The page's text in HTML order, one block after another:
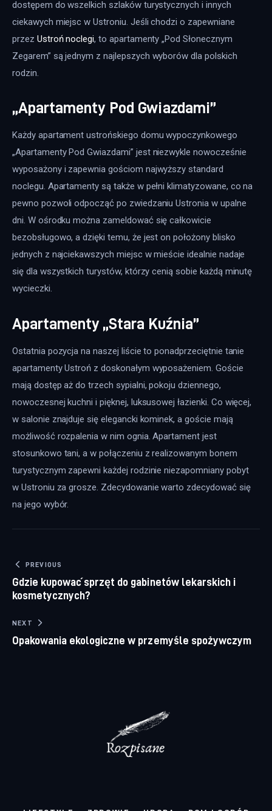
dostępem do wszelkich szlaków turystycznych i innych
ciekawych miejsc w Ustroniu. Jeśli chodzi o zapewniane
przez Ustroń noclegi, to apartamenty „Pod Słonecznym
Zegarem” są jednym z najlepszych wyborów dla polskich
rodzin.
„Apartamenty Pod Gwiazdami”
Każdy apartament ustrońskiego domu wypoczynkowego
„Apartamenty Pod Gwiazdami” jest niezwykle nowocześnie
wyposażony i zapewnia gościom najwyższy standard
noclegu. Apartamenty są także w pełni klimatyzowane, co na
pewno pozwoli odpocząć po zwiedzaniu Ustronia w upalne
dni. W ośrodku można zameldować się całkowicie
bezobsługowo, a dzięki temu, że jest on położony blisko
jednych z najciekawszych miejsc w mieście idealnie nadaje
się dla wszystkich turystów, którzy cenią sobie każdą minutę
wycieczki.
Apartamenty „Stara Kuźnia”
Ostatnia pozycja na naszej liście to ponadprzeciętnie tanie
apartamenty Ustroń z doskonałym wyposażeniem. Goście
mają dostęp aż do trzech sypialni, pokoju dziennego,
nowoczesnej kuchni i pięknej, luksusowej łazienki. Co więcej,
w salonie znajduje się elegancki kominek, a goście mają
możliwość rozpalenia w nim ognia. Apartament jest
stosunkowo tani, a w połączeniu z realizowanym bonem
turystycznym zapewni każdej rodzinie niezapomniany pobyt
w Ustroniu za grosze. Zdecydowanie warto zdecydować się
na jego wybór.
Nawigacja wpisu
PREVIOUS
Gdzie kupować sprzęt do gabinetów lekarskich i
kosmetycznych?
NEXT
Opakowania ekologiczne w przemyśle spożywczym